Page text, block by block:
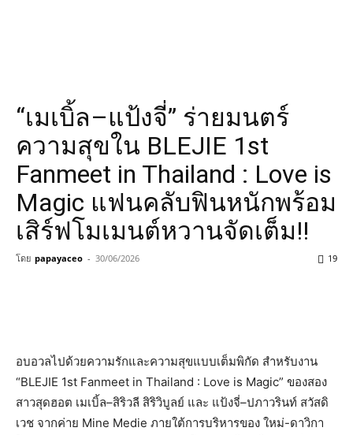
“เมเบิ้ล–แป้งจี่” ร่ายมนตร์
ความสุขใน BLEJIE 1st
Fanmeet in Thailand : Love is
Magic แฟนคลับฟินหนักพร้อม
เสิร์ฟโมเมนต์หวานจัดเต็ม!!
โดย papayaceo - 30/06/2026 19
อบอวลไปด้วยความรักและความสุขแบบเต็มพิกัด สำหรับงาน
“BLEJIE 1st Fanmeet in Thailand : Love is Magic” ของสอง
สาวสุดฮอต เมเบิ้ล–สิริวลี สิริวิบูลย์ และ แป้งจี่–ปภาวรินท์ สวัสดิ
เวช จากค่าย Mine Medie ภายใต้การบริหารของ ใหม่-ดาวิกา